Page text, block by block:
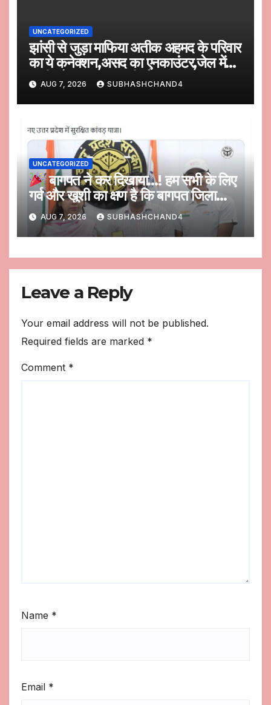
UNCATEGORIZED
झांसी से जुड़ा माफिया अतीक अहमद के परिवार
का ये कनेक्शन,असद का एनकाउंटर,जेल में
अली और अब अबान की मौत
AUG 7, 2026 SUBHASHCHAND4
UNCATEGORIZED
बागपत ने कर दिखाया…! हम सभी के लिए
गर्व और खुशी का क्षण है कि बागपत जिला
प्रशासन द्वारा विकसित QR आधारित “कांवड़
यात्रा डिजिटल सुविधा मंच” को उत्तर प्रदेश
सरकार ने अपने आधिकारिक सोशल मीडिया
मंचों पर प्रमुखता से साझा किया है।
AUG 7, 2026 SUBHASHCHAND4
Leave a Reply
Your email address will not be published.
Required fields are marked *
Comment *
Name *
Email *